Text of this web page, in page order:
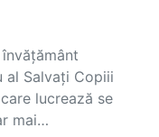
al Salvați Copiii
lucrează se
mai…